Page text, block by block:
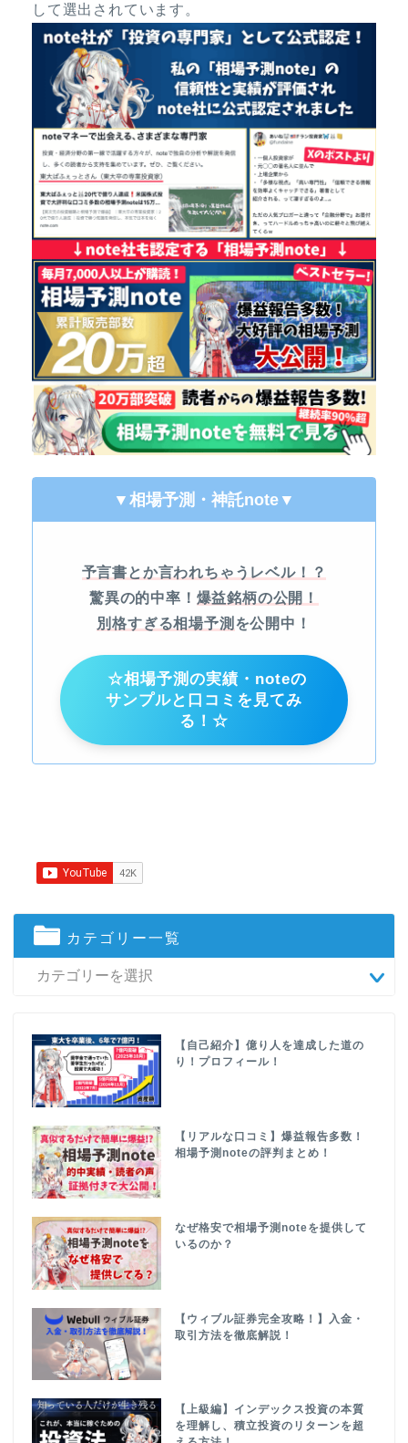
して選出されています。
▼相場予測・神託note ▼
予言書とか言われちゃうレベル！？
驚異の的中率！ 爆益銘柄の公開！
別格すぎる相場予測 を公開中！
☆相場予測の実績・noteの
サンプルと口コミを見てみ
る！☆
カテゴリー一覧
【自己紹介】億り人を達成した道の
り！プロフィール！
【リアルな口コミ】爆益報告多数！
相場予測noteの評判まとめ！
なぜ格安で相場予測noteを提供して
いるのか？
【ウィブル証券完全攻略！】入金・
取引方法を徹底解説！
【上級編】インデックス投資の本質
を理解し、積立投資のリターンを超